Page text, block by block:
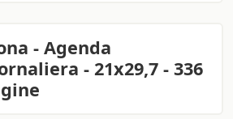
- Agenda
- 21x29,7 - 336